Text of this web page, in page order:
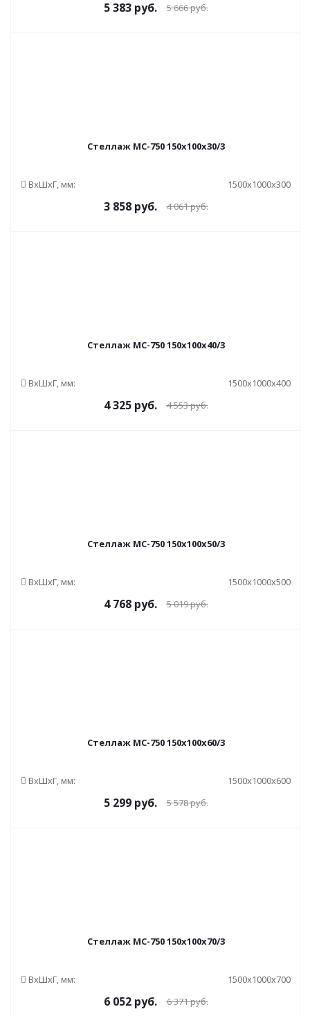
5 383руб. 5 666руб.
Стеллаж МС-750 150x100x30/3
ВxШxГ, мм: 1500x1000x300
3 858руб. 4 061руб.
Стеллаж МС-750 150x100x40/3
ВxШxГ, мм: 1500x1000x400
4 325руб. 4 553руб.
Стеллаж МС-750 150x100x50/3
ВxШxГ, мм: 1500x1000x500
4 768руб. 5 019руб.
Стеллаж МС-750 150x100x60/3
ВxШxГ, мм: 1500x1000x600
5 299руб. 5 578руб.
Стеллаж МС-750 150x100x70/3
ВxШxГ, мм: 1500x1000x700
6 052руб. 6 371руб.